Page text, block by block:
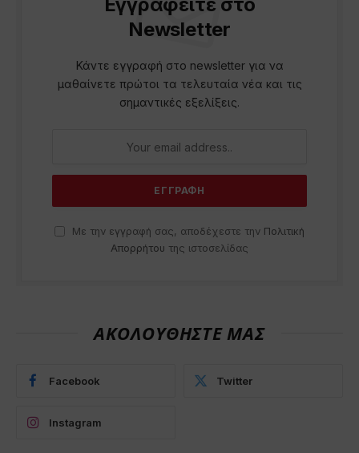
Εγγραφείτε στο
Newsletter
Κάντε εγγραφή στο newsletter για να
μαθαίνετε πρώτοι τα τελευταία νέα και τις
σημαντικές εξελίξεις.
Με την εγγραφή σας, αποδέχεστε την Πολιτική
Απορρήτου της ιστοσελίδας
ΑΚΟΛΟΥΘΗΣΤΕ ΜΑΣ
Facebook Twitter
Instagram